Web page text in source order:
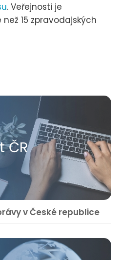
. Veřejnosti je
15 zpravodajských
ČR
v České republice